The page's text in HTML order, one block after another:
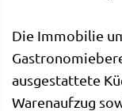
Die Immobilie
ausgestattete
Warenaufzug